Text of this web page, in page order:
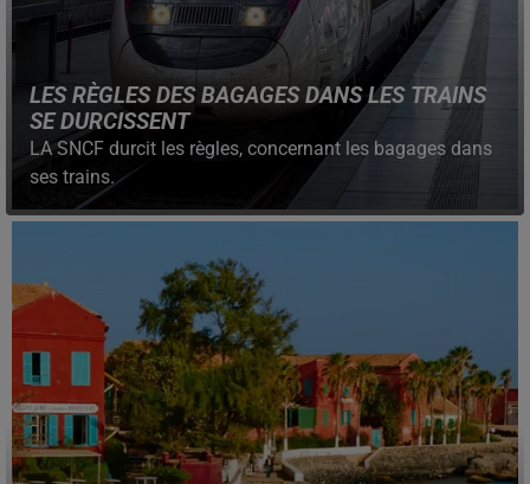
LES RÈGLES DES BAGAGES DANS LES TRAINS
SE DURCISSENT
LA SNCF durcit les règles, concernant les bagages dans
ses trains.